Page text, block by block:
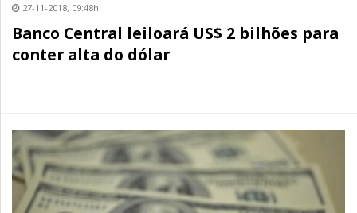
27-11-2018, 09:48h
Banco Central leiloará US$ 2 bilhões para
conter alta do dólar